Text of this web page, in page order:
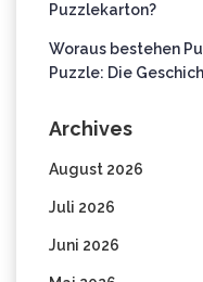
Puzzlekarton?
Woraus bestehen
Puzzle: Die
Archives
August 2026
Juli 2026
Juni 2026